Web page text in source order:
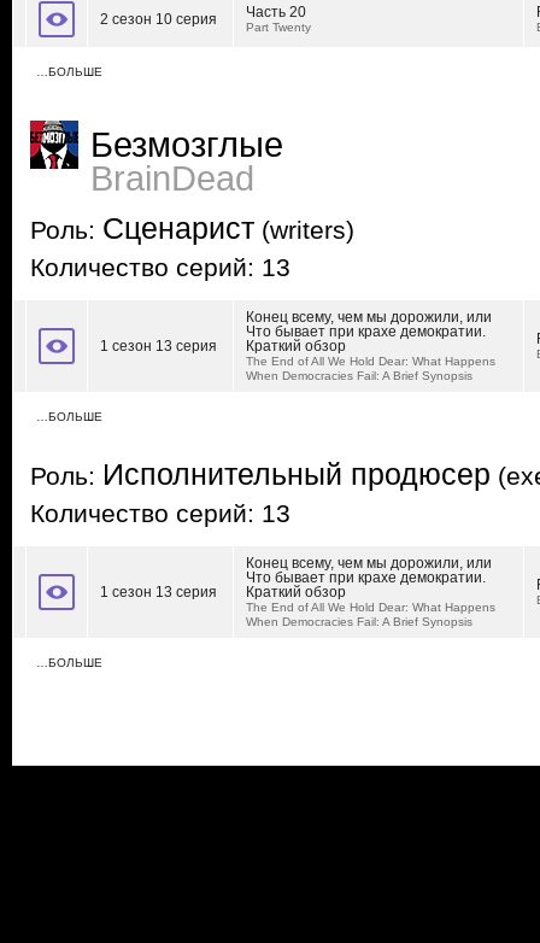
2 сезон 10 серия Часть 20
Part Twenty
…БОЛЬШЕ
Безмозглые
BrainDead
Роль: Сценарист (writers)
Количество серий: 13
1 сезон 13 серия
Конец всему, чем мы дорожили, или
Что бывает при крахе демократии.
Краткий обзор
The End of All We Hold Dear: What Happens
When Democracies Fail: A Brief Synopsis
…БОЛЬШЕ
Роль: Исполнительный продюсер
Количество серий: 13
1 сезон 13 серия
Конец всему, чем мы дорожили, или
Что бывает при крахе демократии.
Краткий обзор
The End of All We Hold Dear: What Happens
When Democracies Fail: A Brief Synopsis
…БОЛЬШЕ